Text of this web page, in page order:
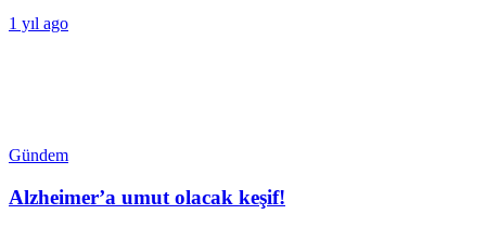
1 yıl ago
Gündem
Alzheimer’a umut olacak keşif!